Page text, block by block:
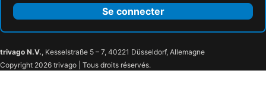
Se connecter
trivago N.V., Kesselstraße 5 – 7, 40221 Düsseldorf, Allemagne
Copyright 2026 trivago | Tous droits réservés.